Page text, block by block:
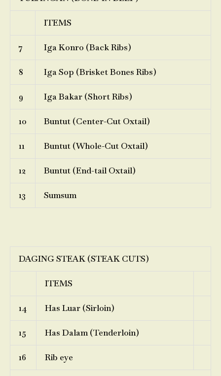
ITEMS
7 Iga Konro (Back Ribs)
8 Iga Sop (Brisket Bones Ribs)
9 Iga Bakar (Short Ribs)
10 Buntut (Center-Cut Oxtail)
11 Buntut (Whole-Cut Oxtail)
12 Buntut (End-tail Oxtail)
13 Sumsum
DAGING STEAK (STEAK CUTS)
ITEMS
14 Has Luar (Sirloin)
15 Has Dalam (Tenderloin)
16 Rib eye